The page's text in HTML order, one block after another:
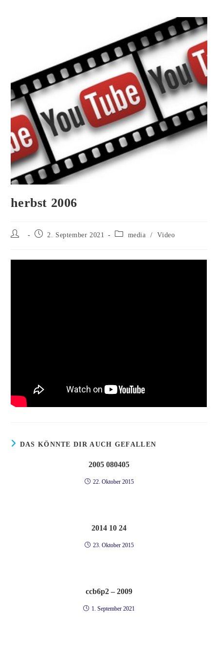
herbst 2006
Beitrags-Beitrag2. September 2021
Beitrags-
media / Video
DAS KÖNNTE DIR AUCH GEFALLEN
2005 080405
22. Oktober 2015
2014 10 24
23. Oktober 2015
ccb6p2 – 2009
1. September 2021